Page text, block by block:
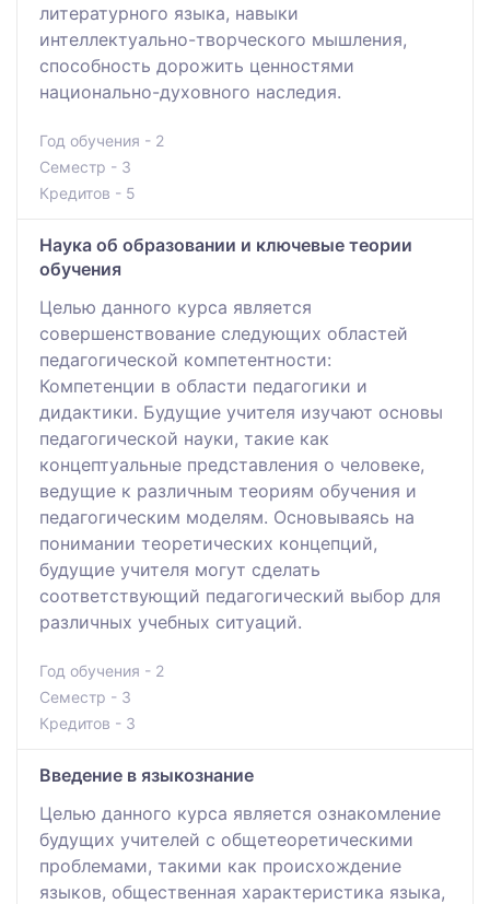
литературного языка, навыки
интеллектуально-творческого мышления,
способность дорожить ценностями
национально-духовного наследия.
Год обучения - 2
Семестр - 3
Кредитов - 5
Наука об образовании и ключевые теории
обучения
Целью данного курса является
совершенствование следующих областей
педагогической компетентности:
Компетенции в области педагогики и
дидактики. Будущие учителя изучают основы
педагогической науки, такие как
концептуальные представления о человеке,
ведущие к различным теориям обучения и
педагогическим моделям. Основываясь на
понимании теоретических концепций,
будущие учителя могут сделать
соответствующий педагогический выбор для
различных учебных ситуаций.
Год обучения - 2
Семестр - 3
Кредитов - 3
Введение в языкознание
Целью данного курса является ознакомление
будущих учителей с общетеоретическими
проблемами, такими как происхождение
языков, общественная характеристика языка,